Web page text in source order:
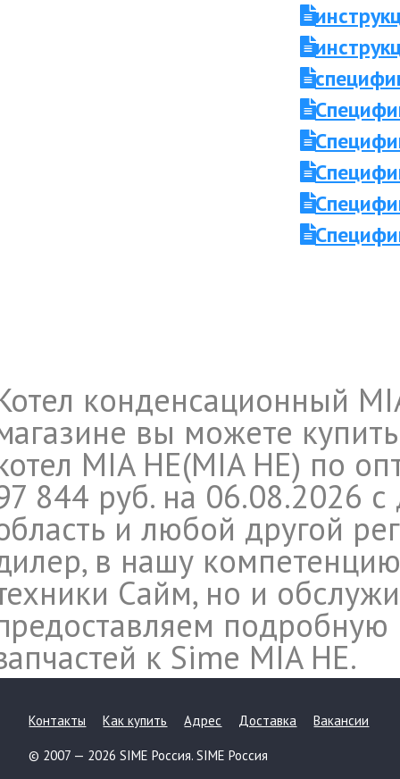
конденсационный
вы можете
MIA HE(MIA HE) по
844 руб. на 06.08.2026
и любой другой
в нашу
Сайм, но и
к Sime MIA HE.
Контакты Как купить Адрес Доставка Вакансии
© 2007 — 2026 SIME Россия. SIME Россия